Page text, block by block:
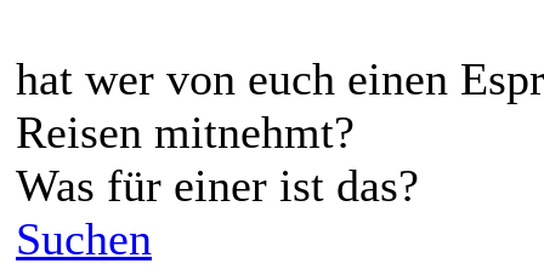
hat wer von euch einen
Reisen mitnehmt?
Was für einer ist das?
Suchen